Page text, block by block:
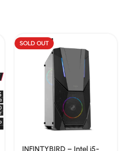
SOLD OUT
INFINTYBIRD – Intel i5-